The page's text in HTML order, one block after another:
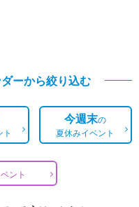
ーから絞り込む
今週末の
夏休みイベント
ント